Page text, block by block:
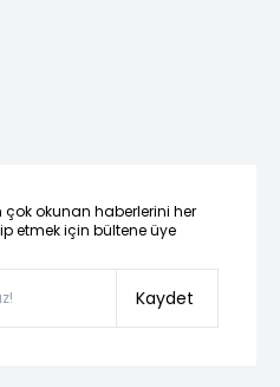
çok okunan haberlerini her
etmek için bültene üye
Kaydet